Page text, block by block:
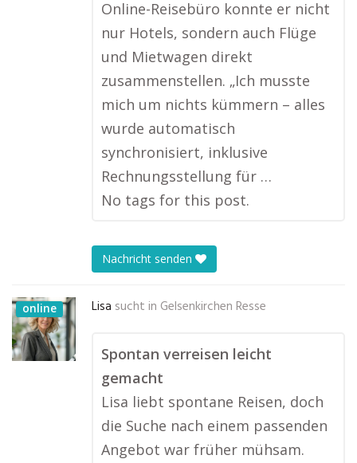
Online-Reisebüro konnte er nicht
nur Hotels, sondern auch Flüge
und Mietwagen direkt
zusammenstellen. „Ich musste
mich um nichts kümmern – alles
wurde automatisch
synchronisiert, inklusive
Rechnungsstellung für …
No tags for this post.
Nachricht senden
online Lisa sucht in Gelsenkirchen Resse
Spontan verreisen leicht
gemacht
Lisa liebt spontane Reisen, doch
die Suche nach einem passenden
Angebot war früher mühsam.